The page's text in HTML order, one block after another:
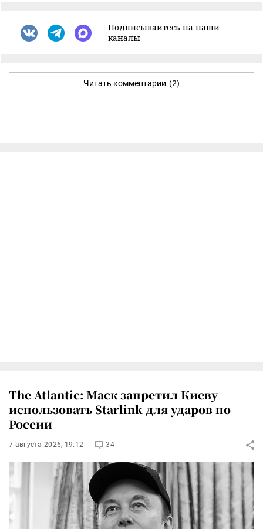
Подписывайтесь на наши
каналы
Читать комментарии (2)
The Atlantic: Маск запретил Киеву
использовать Starlink для ударов по
России
7 августа 2026, 19:12 34